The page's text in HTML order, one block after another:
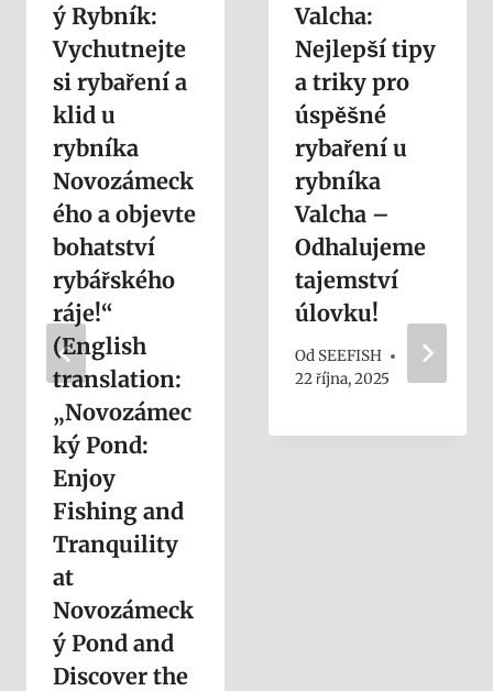
ý Rybník:
Vychutnejte
si rybaření a
klid u
rybníka
Novozámeck
ého a objevte
bohatství
rybářského
ráje!“
(English
translation:
„Novozámec
ký Pond:
Enjoy
Fishing and
Tranquility
at
Novozámeck
ý Pond and
Discover the
Valcha:
Nejlepší tipy
a triky pro
úspěšné
rybaření u
rybníka
Valcha –
Odhalujeme
tajemství
úlovku!
Od SEEFISH
22 října, 2025